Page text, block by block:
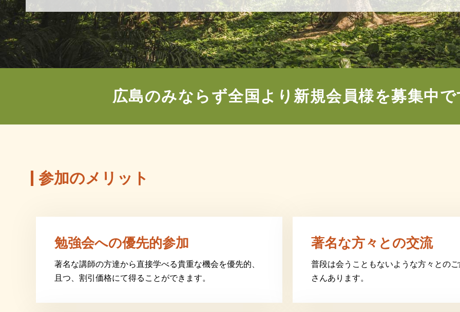
広島のみならず全国より新規会員様を募集中
参加のメリット
勉強会への優先的参加
著名な講師の方達から直接学べる貴重な機会を優先的、
且つ、割引価格にて得ることができます。
著名な方々との交流
普段は会うこともないような方々との
さんあります。